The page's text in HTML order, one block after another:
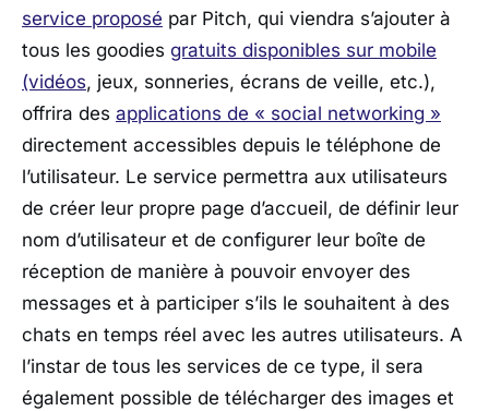
service proposé par Pitch, qui viendra s’ajouter à
tous les goodies gratuits disponibles sur mobile
(vidéos, jeux, sonneries, écrans de veille, etc.),
offrira des applications de « social networking »
directement accessibles depuis le téléphone de
l’utilisateur. Le service permettra aux utilisateurs
de créer leur propre page d’accueil, de définir leur
nom d’utilisateur et de configurer leur boîte de
réception de manière à pouvoir envoyer des
messages et à participer s’ils le souhaitent à des
chats en temps réel avec les autres utilisateurs. A
l’instar de tous les services de ce type, il sera
également possible de télécharger des images et